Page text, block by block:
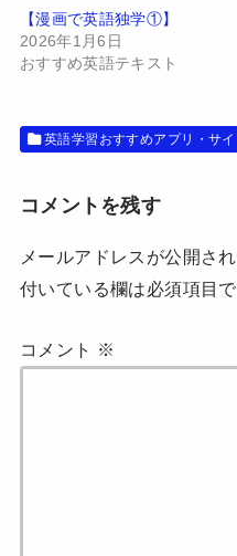
(
新
し
い
ウ
ウ
で
す
)
リ
ッ
ク
し
て
い
(
ウ
ィ
ド
ウ
開
【漫画で英語独学①】
2026年1月6日
おすすめ英語テキスト
英語学習おすすめアプリ・サイ
コメントを残す
メールアドレスが公開さ
付いている欄は必須項目
コメント ※